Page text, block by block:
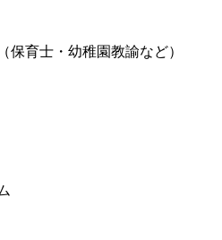
保育士・幼稚園教諭など）